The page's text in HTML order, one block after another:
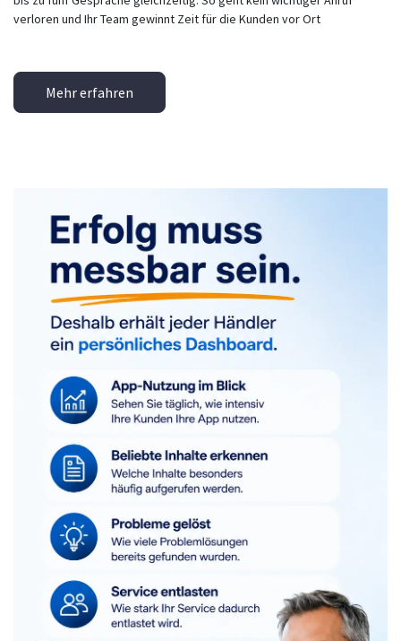
verloren und Ihr Team gewinnt Zeit für die Kunden vor Ort
Mehr erfahren